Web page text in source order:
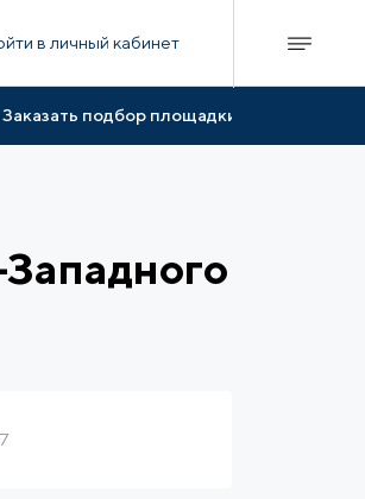
в личный кабинет
Заказать подбор площадки